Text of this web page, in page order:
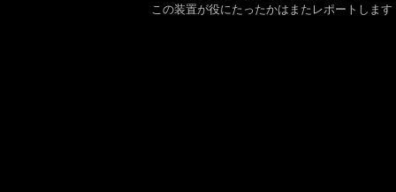
この装置が役にたったかはまたレポートします